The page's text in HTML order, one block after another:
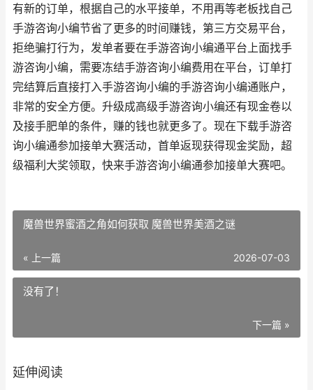
有新的订单，根据自己的水平接单，不用再等老板找自己
手游咨询小编节省了更多的时间赚钱，第三方交易平台，
拒绝骗打行为，发单者要在手游咨询小编通平台上面找手
游咨询小编，需要冻结手游咨询小编费用在平台，订单打
完结算后直接打入手游咨询小编的手游咨询小编通账户，
非常的安全方便。升级成高级手游咨询小编还有现金卷以
及接手肥单的条件，赚的钱也就更多了。现在下载手游咨
询小编通参加接单大赛活动，首单返现获得现金奖励，超
级福利大奖领取，快来手游咨询小编通参加接单大赛吧。
魔兽世界蜜酒之角如何获取 魔兽世界美酒之谜
« 上一篇 2026-07-03
没有了！
下一篇 »
延伸阅读